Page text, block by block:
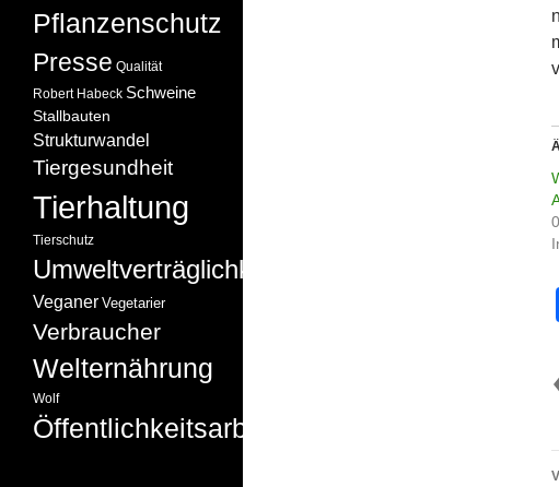
Pflanzenschutz
Presse Qualität
Robert Habeck Schweine
Stallbauten
Strukturwandel
Tiergesundheit
Tierhaltung
Tierschutz
Umweltverträglichkeit
Veganer Vegetarier
Verbraucher
Welternährung
Wolf
Öffentlichkeitsarbeit